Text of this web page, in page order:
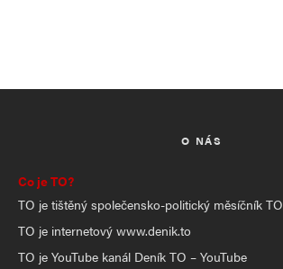
O NÁS
Co je TO?
TO je tištěný společensko-politický měsíčník TO
TO je internetový www.denik.to
TO je YouTube kanál Deník TO – YouTube